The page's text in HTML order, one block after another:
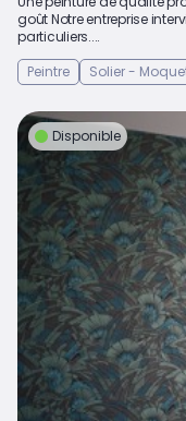
goût Notre entreprise
particuliers....
Peintre
Solier -
Disponible